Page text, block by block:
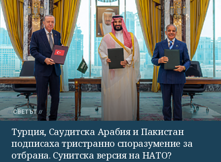
СВЕТЪТ
Турция, Саудитска Арабия и Пакистан
подписаха тристранно споразумение за
отбрана. Сунитска версия на НАТО?